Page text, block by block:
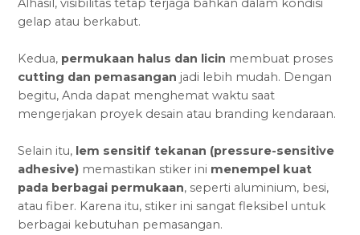
gelap atau berkabut.
Kedua, permukaan halus dan licin membuat proses
cutting dan pemasangan jadi lebih mudah. Dengan
begitu, Anda dapat menghemat waktu saat
mengerjakan proyek desain atau branding kendaraan.
Selain itu, lem sensitif tekanan (pressure-sensitive
adhesive) memastikan stiker ini menempel kuat
pada berbagai permukaan, seperti aluminium, besi,
atau fiber. Karena itu, stiker ini sangat fleksibel untuk
berbagai kebutuhan pemasangan.